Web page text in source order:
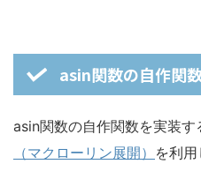
asin関数の自作関
asin関数の自作関数を実装す
（マクローリン展開） を利用